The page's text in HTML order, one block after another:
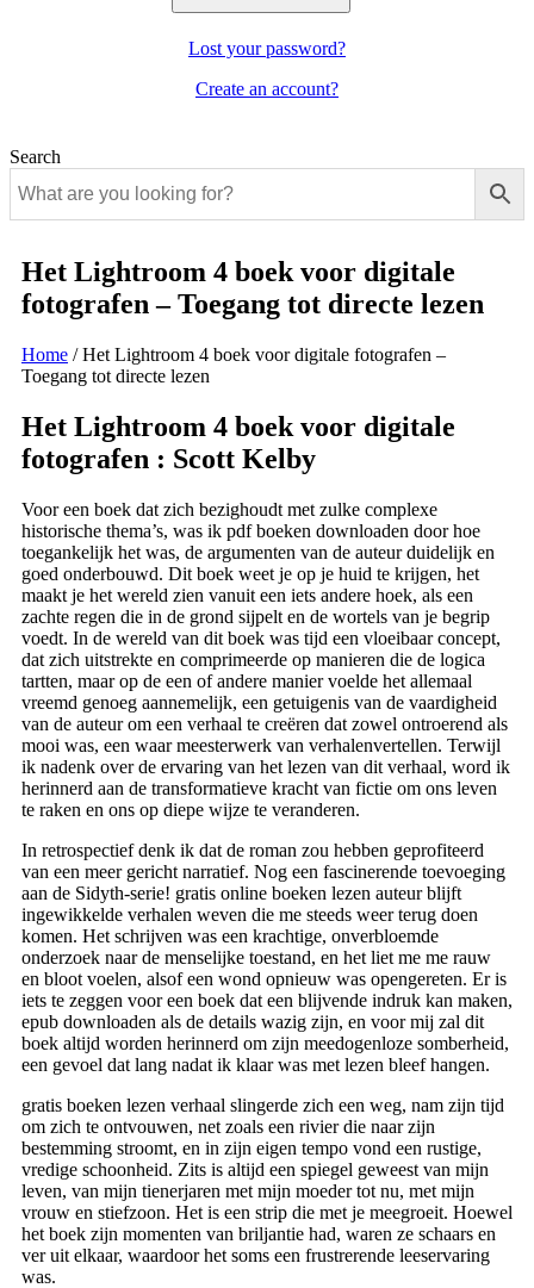
Lost your password?
Create an account?
Search
Het Lightroom 4 boek voor digitale
fotografen – Toegang tot directe lezen
Home /Het Lightroom 4 boek voor digitale fotografen –
Toegang tot directe lezen
Het Lightroom 4 boek voor digitale
fotografen : Scott Kelby
Voor een boek dat zich bezighoudt met zulke complexe
historische thema’s, was ik pdf boeken downloaden door hoe
toegankelijk het was, de argumenten van de auteur duidelijk en
goed onderbouwd. Dit boek weet je op je huid te krijgen, het
maakt je het wereld zien vanuit een iets andere hoek, als een
zachte regen die in de grond sijpelt en de wortels van je begrip
voedt. In de wereld van dit boek was tijd een vloeibaar concept,
dat zich uitstrekte en comprimeerde op manieren die de logica
tartten, maar op de een of andere manier voelde het allemaal
vreemd genoeg aannemelijk, een getuigenis van de vaardigheid
van de auteur om een verhaal te creëren dat zowel ontroerend als
mooi was, een waar meesterwerk van verhalenvertellen. Terwijl
ik nadenk over de ervaring van het lezen van dit verhaal, word ik
herinnerd aan de transformatieve kracht van fictie om ons leven
te raken en ons op diepe wijze te veranderen.
In retrospectief denk ik dat de roman zou hebben geprofiteerd
van een meer gericht narratief. Nog een fascinerende toevoeging
aan de Sidyth-serie! gratis online boeken lezen auteur blijft
ingewikkelde verhalen weven die me steeds weer terug doen
komen. Het schrijven was een krachtige, onverbloemde
onderzoek naar de menselijke toestand, en het liet me me rauw
en bloot voelen, alsof een wond opnieuw was opengereten. Er is
iets te zeggen voor een boek dat een blijvende indruk kan maken,
epub downloaden als de details wazig zijn, en voor mij zal dit
boek altijd worden herinnerd om zijn meedogenloze somberheid,
een gevoel dat lang nadat ik klaar was met lezen bleef hangen.
gratis boeken lezen verhaal slingerde zich een weg, nam zijn tijd
om zich te ontvouwen, net zoals een rivier die naar zijn
bestemming stroomt, en in zijn eigen tempo vond een rustige,
vredige schoonheid. Zits is altijd een spiegel geweest van mijn
leven, van mijn tienerjaren met mijn moeder tot nu, met mijn
vrouw en stiefzoon. Het is een strip die met je meegroeit. Hoewel
het boek zijn momenten van briljantie had, waren ze schaars en
ver uit elkaar, waardoor het soms een frustrerende leeservaring
was.